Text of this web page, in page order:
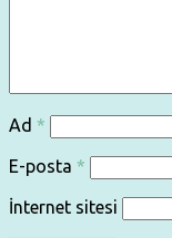
Ad *
E-posta *
İnternet sitesi